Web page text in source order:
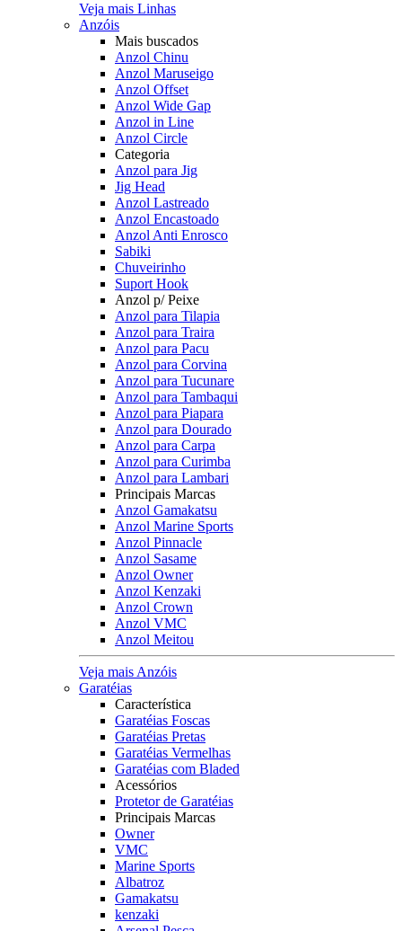
Veja mais Linhas
Anzóis
Mais buscados
Anzol Chinu
Anzol Maruseigo
Anzol Offset
Anzol Wide Gap
Anzol in Line
Anzol Circle
Categoria
Anzol para Jig
Jig Head
Anzol Lastreado
Anzol Encastoado
Anzol Anti Enrosco
Sabiki
Chuveirinho
Suport Hook
Anzol p/ Peixe
Anzol para Tilapia
Anzol para Traira
Anzol para Pacu
Anzol para Corvina
Anzol para Tucunare
Anzol para Tambaqui
Anzol para Piapara
Anzol para Dourado
Anzol para Carpa
Anzol para Curimba
Anzol para Lambari
Principais Marcas
Anzol Gamakatsu
Anzol Marine Sports
Anzol Pinnacle
Anzol Sasame
Anzol Owner
Anzol Kenzaki
Anzol Crown
Anzol VMC
Anzol Meitou
Veja mais Anzóis
Garatéias
Característica
Garatéias Foscas
Garatéias Pretas
Garatéias Vermelhas
Garatéias com Bladed
Acessórios
Protetor de Garatéias
Principais Marcas
Owner
VMC
Marine Sports
Albatroz
Gamakatsu
kenzaki